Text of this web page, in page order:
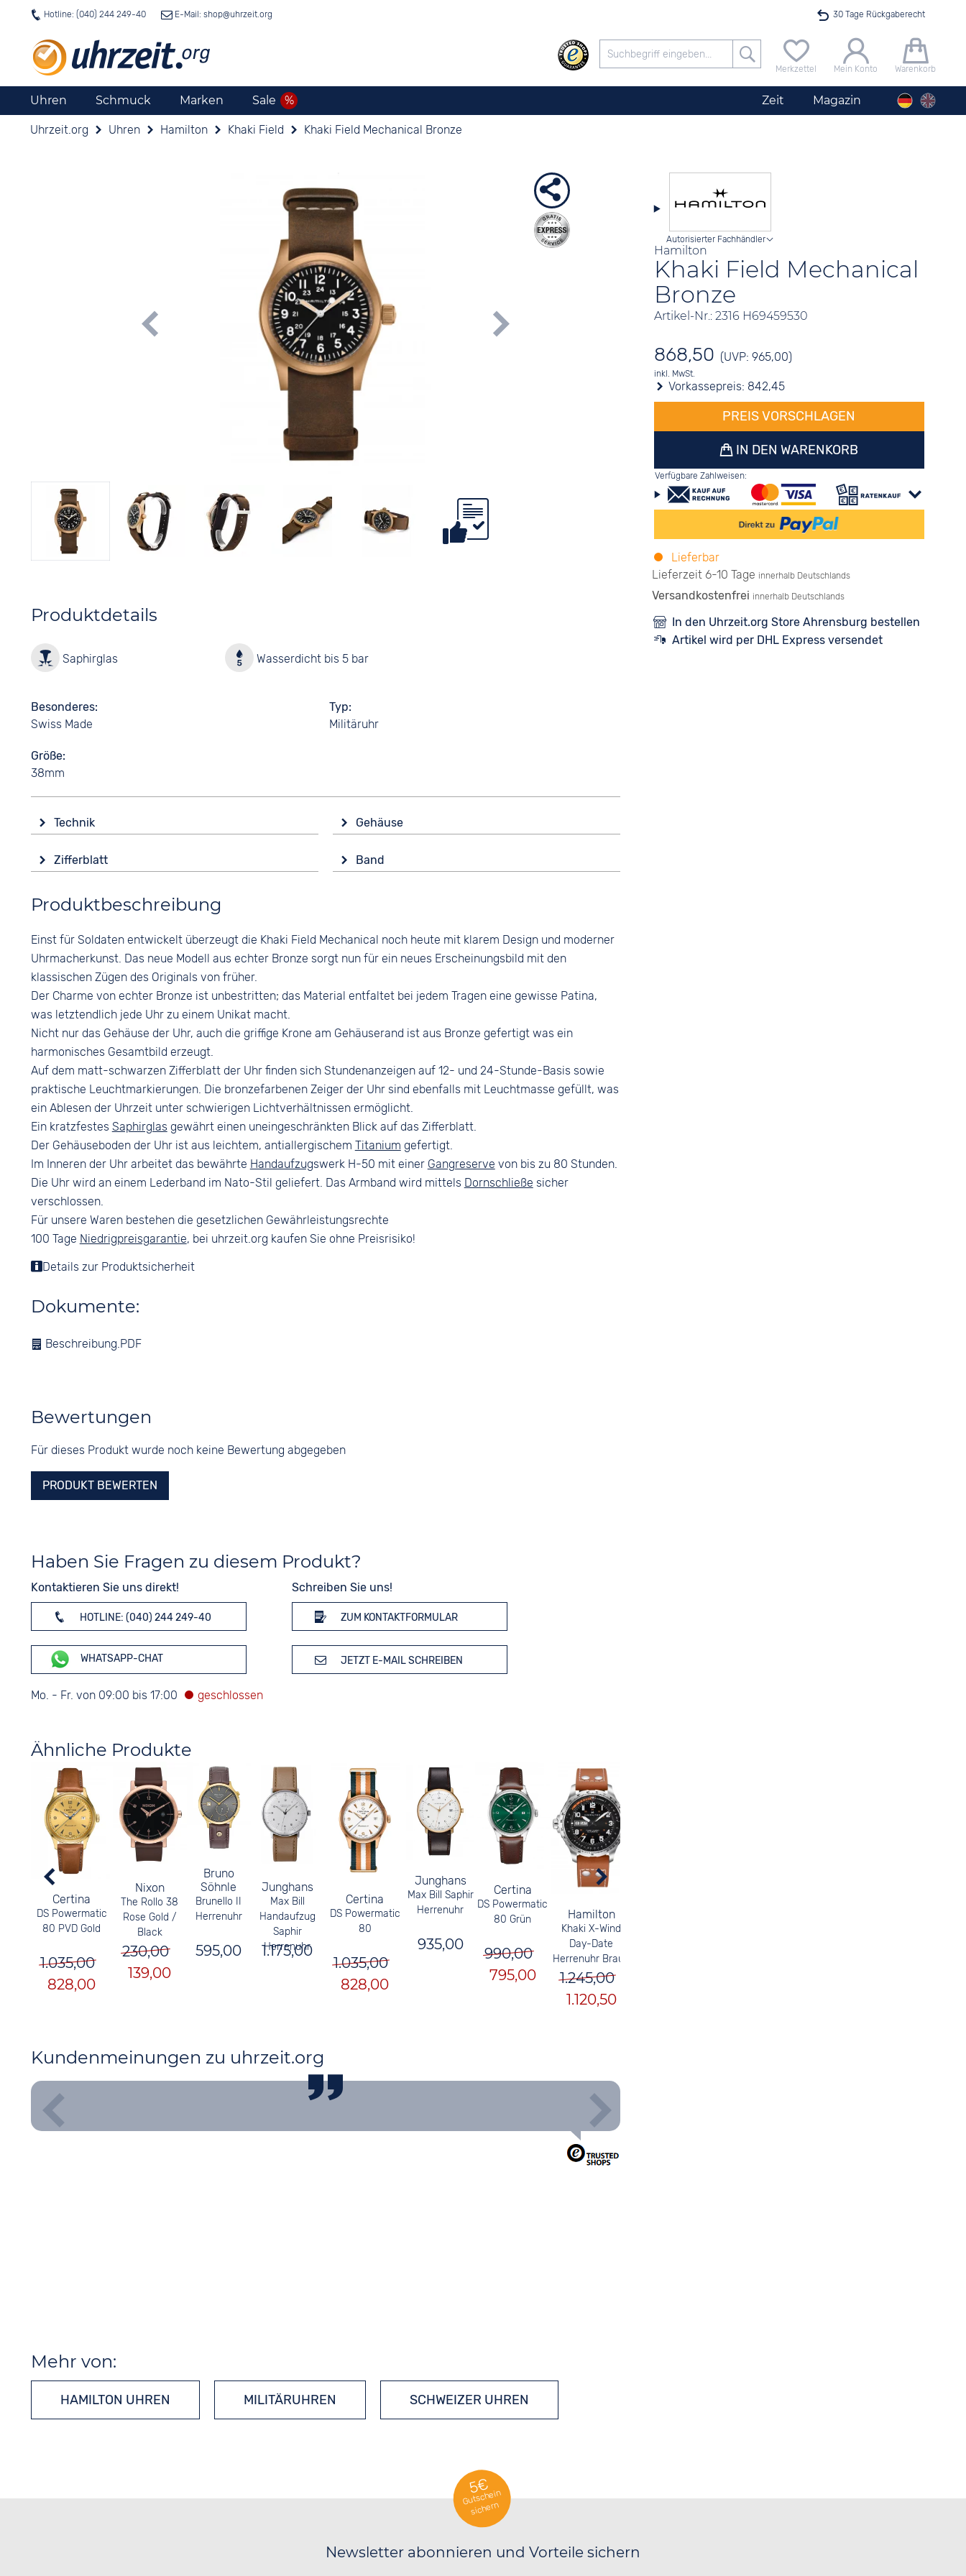
Hotline: (040) 244 249-40 E-Mail: shop@uhrzeit.org 30 Tage Rückgaberecht
Versandkostenfrei ab 40 €
24h Expresslieferung
100 Tage Niedrigpreisgarantie
Merkzettel Mein Konto Warenkorb
Uhren Schmuck Marken Sale Zeit Magazin
Uhrzeit.org Uhren Hamilton Khaki Field Khaki Field Mechanical Bronze
Hamilton
Khaki Field Mechanical
Bronze
Artikel-Nr.: 2316 H69459530
Autorisierter Fachhändler
868,50 (UVP: 965,00)
inkl. MwSt.
Vorkassepreis: 842,45
PREIS VORSCHLAGEN
IN DEN WARENKORB
Verfügbare Zahlweisen:
Lieferbar
Lieferzeit 6-10 Tage innerhalb Deutschlands
Versandkostenfrei innerhalb Deutschlands
In den Uhrzeit.org Store Ahrensburg bestellen
Artikel wird per DHL Express versendet
Produktdetails
Saphirglas Wasserdicht bis 5 bar
Besonderes
Swiss Made
Typ
Militäruhr
Größe
38mm
Technik
Handaufzug
Leuchtzeiger / -ziffern
Wasserdicht
5 bar
Gehäuse
Saphirglas
Farbe
Gold
Roségold
Zifferblatt
Analog
Schwarz
Ziffern
Arabisch
Band
Glattleder
Dornschließe
Produktbeschreibung
Einst für Soldaten entwickelt überzeugt die Khaki Field Mechanical noch heute mit klarem Design und moderner
Uhrmacherkunst. Das neue Modell aus echter Bronze sorgt nun für ein neues Erscheinungsbild mit den
klassischen Zügen des Originals von früher.
Der Charme von echter Bronze ist unbestritten; das Material entfaltet bei jedem Tragen eine gewisse Patina,
was letztendlich jede Uhr zu einem Unikat macht.
Nicht nur das Gehäuse der Uhr, auch die griffige Krone am Gehäuserand ist aus Bronze gefertigt was ein
harmonisches Gesamtbild erzeugt.
Auf dem matt-schwarzen Zifferblatt der Uhr finden sich Stundenanzeigen auf 12- und 24-Stunde-Basis sowie
praktische Leuchtmarkierungen. Die bronzefarbenen Zeiger der Uhr sind ebenfalls mit Leuchtmasse gefüllt, was
ein Ablesen der Uhrzeit unter schwierigen Lichtverhältnissen ermöglicht.
Ein kratzfestes Saphirglas gewährt einen uneingeschränkten Blick auf das Zifferblatt.
Der Gehäuseboden der Uhr ist aus leichtem, antiallergischem Titanium gefertigt.
Im Inneren der Uhr arbeitet das bewährte Handaufzugswerk H-50 mit einer Gangreserve von bis zu 80 Stunden.
Die Uhr wird an einem Lederband im Nato-Stil geliefert. Das Armband wird mittels Dornschließe sicher
verschlossen.
Für unsere Waren bestehen die gesetzlichen Gewährleistungsrechte
100 Tage Niedrigpreisgarantie, bei uhrzeit.org kaufen Sie ohne Preisrisiko!
Details zur Produktsicherheit
Dokumente:
Beschreibung.PDF
Bewertungen
Für dieses Produkt wurde noch keine Bewertung abgegeben
PRODUKT BEWERTEN
Haben Sie Fragen zu diesem Produkt?
Kontaktieren Sie uns direkt!
HOTLINE: (040) 244 249-40
WHATSAPP-CHAT
Mo. - Fr. von 09:00 bis 17:00
Schreiben Sie uns!
ZUM KONTAKTFORMULAR
JETZT E-MAIL SCHREIBEN
Ähnliche Produkte
Certina
DS Powermatic
80 PVD Gold
1.035,00
828,00
Nixon
The Rollo 38
Rose Gold /
Black
230,00
139,00
Bruno
Söhnle
Brunello II
Herrenuhr
595,00
Junghans
Max Bill
Handaufzug
Saphir
Herrenuhr
1.175,00
Certina
DS Powermatic
80
1.035,00
828,00
Junghans
Max Bill Saphir
Herrenuhr
935,00
Certina
DS Powermatic
80 Grün
990,00
795,00
Hamilton
Khaki X-Wind
Day-Date
Herrenuhr Braun
1.245,00
1.120,50
Kundenmeinungen zu uhrzeit.org
Mehr von:
HAMILTON UHREN MILITÄRUHREN SCHWEIZER UHREN
5€
Gutschein
sichern
Newsletter abonnieren und Vorteile sichern